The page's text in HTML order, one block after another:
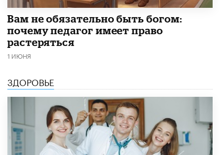
​Вам не обязательно быть богом:
почему педагог имеет право
растеряться
1 ИЮНЯ
ЗДОРОВЬЕ